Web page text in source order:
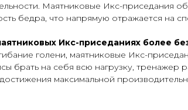
Маятниковые Икс-приседания
бедра, что напрямую отражается на
Икс-приседаниях более
голени, маятниковые Икс-
брать на себя всю нагрузку,
максимальной